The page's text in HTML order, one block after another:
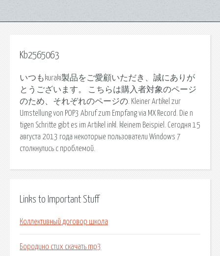
Kb2565063
いつもkuraki製品をご愛顧いただき、誠にありが
とうございます。 こちらは購入者対象のページ
のため、それぞれのページの. Kleiner Artikel zur
Umstellung von POP3 Abruf zum Empfang via MX Record. Die n
tigen Schritte gibt es im Artikel inkl. kleinem Beispiel. Сегодня 15
августа 2013 года некоторые пользователи Windows 7
столкнулись с проблемой.
Links to Important Stuff
Коллективный договор школа
Бородино стих скачать mp3